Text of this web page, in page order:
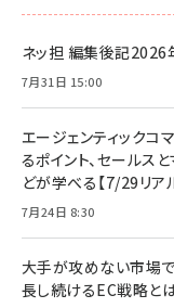
ネッ担 編集後記2026
7月31日 15:00
エージェンティックコ
るポイント、セールス
どが学べる【7/29リア
7月24日 8:30
大手が攻めない市場
長し続けるEC戦略と